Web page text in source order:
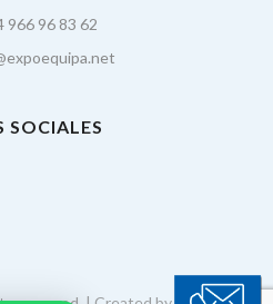
966 96 83 62
SOCIALES